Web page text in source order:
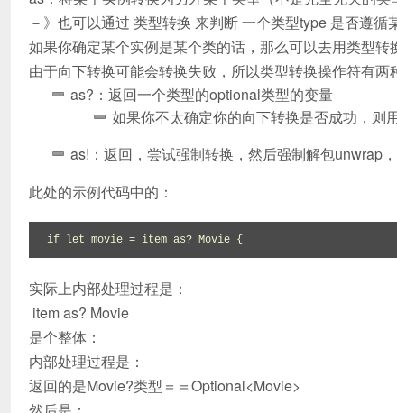
－》也可以通过 类型转换 来判断 一个类型type 是否遵循
如果你确定某个实例是某个类的话，那么可以去用类型转
由于向下转换可能会转换失败，所以类型转换操作符有两
as?：返回一个类型的optional类型的变量
如果你不太确定你的向下转换是否成功，则
as!：返回，尝试强制转换，然后强制解包unwrap
此处的示例代码中的：
if let movie = item as? Movie {
实际上内部处理过程是：
item as? Movie
是个整体：
内部处理过程是：
返回的是Movie?类型＝＝Optional<Movie>